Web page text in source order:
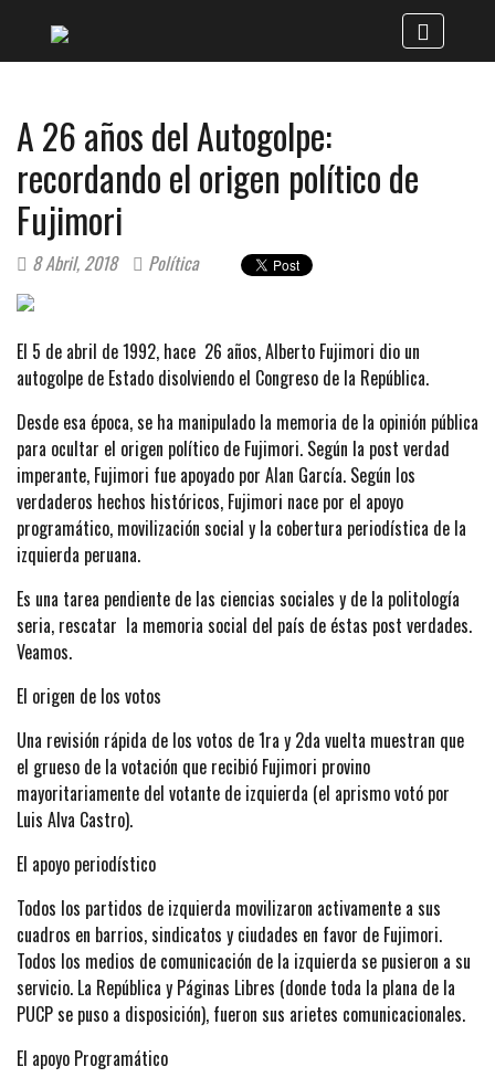
A 26 años del Autogolpe:
recordando el origen político de
Fujimori
8 Abril, 2018 Política
El 5 de abril de 1992, hace 26 años, Alberto Fujimori dio un
autogolpe de Estado disolviendo el Congreso de la República.
Desde esa época, se ha manipulado la memoria de la opinión pública
para ocultar el origen político de Fujimori. Según la post verdad
imperante, Fujimori fue apoyado por Alan García. Según los
verdaderos hechos históricos, Fujimori nace por el apoyo
programático, movilización social y la cobertura periodística de la
izquierda peruana.
Es una tarea pendiente de las ciencias sociales y de la politología
seria, rescatar la memoria social del país de éstas post verdades.
Veamos.
El origen de los votos
Una revisión rápida de los votos de 1ra y 2da vuelta muestran que
el grueso de la votación que recibió Fujimori provino
mayoritariamente del votante de izquierda (el aprismo votó por
Luis Alva Castro).
El apoyo periodístico
Todos los partidos de izquierda movilizaron activamente a sus
cuadros en barrios, sindicatos y ciudades en favor de Fujimori.
Todos los medios de comunicación de la izquierda se pusieron a su
servicio. La República y Páginas Libres (donde toda la plana de la
PUCP se puso a disposición), fueron sus arietes comunicacionales.
El apoyo Programático